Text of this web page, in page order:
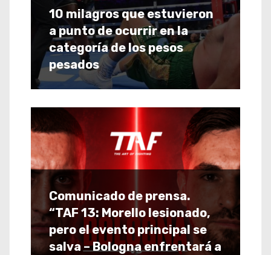
10 milagros que estuvieron
a punto de ocurrir en la
categoría de los pesos
pesados
Comunicado de prensa.
“TAF 13: Morello lesionado,
pero el evento principal se
salva – Bologna enfrentará a